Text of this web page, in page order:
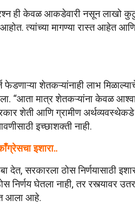
ही केवळ आकडेवारी नसून लाखो
त्यांच्या मागण्या रास्त आहेत
शेतकऱ्यांनाही लाभ
“आता मात्र शेतकऱ्यांना केवळ
शेती आणि ग्रामीण
इच्छाशक्ती नाही.
इशारा..
देत, सरकारला ठोस निर्णयासाठी
घेतला नाही, तर रस्त्यावर
आला आहे.